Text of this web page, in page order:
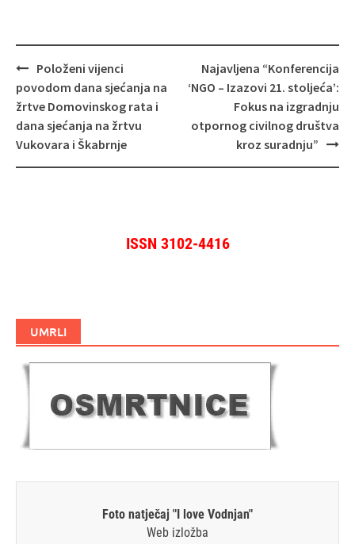
Navigacija
objava
Položeni vijenci
povodom dana sjećanja na
žrtve Domovinskog rata i
dana sjećanja na žrtvu
Vukovara i Škabrnje
Najavljena “Konferencija
‘NGO – Izazovi 21. stoljeća’:
Fokus na izgradnju
otpornog civilnog društva
kroz suradnju”
ISSN 3102-4416
UMRLI
Foto natječaj "I love Vodnjan"
Web izložba